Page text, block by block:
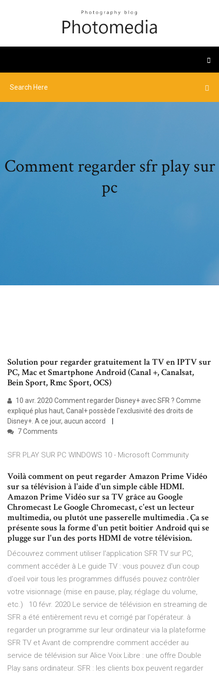
Comment regarder sfr play sur
pc
Solution pour regarder gratuitement la TV en IPTV sur
PC, Mac et Smartphone Android (Canal +, Canalsat,
Bein Sport, Rmc Sport, OCS)
10 avr. 2020 Comment regarder Disney+ avec SFR ? Comme
expliqué plus haut, Canal+ possède l'exclusivité des droits de
Disney+. A ce jour, aucun accord
7 Comments
SFR PLAY SUR PC WINDOWS 10 - Microsoft Community
Voilà comment on peut regarder Amazon Prime Vidéo
sur sa télévision à l'aide d'un simple câble HDMI.
Amazon Prime Vidéo sur sa TV grâce au Google
Chromecast Le Google Chromecast, c'est un lecteur
multimedia, ou plutôt une passerelle multimedia . Ça se
présente sous la forme d'un petit boîtier Android qui se
plugge sur l'un des ports HDMI de votre télévision.
Découvrez comment utiliser l'application SFR TV sur PC,
comment accéder à Le guide TV : vous pouvez d'un coup
d'oeil voir tous les programmes diffusés pouvez contrôler
votre visionnage (mise en pause, play, réglage du volume,
etc.) 10 févr. 2020 Le service de télévision en streaming de
SFR a été entièrement revu et corrigé par l'opérateur. à
regarder un programme sur leur ordinateur via la plateforme
SFR TV et Avant de comprendre comment accéder au
service de télévision sur Alice Voix Libre : une offre Double
Play sans ordinateur. SFR : les clients box peuvent regarder